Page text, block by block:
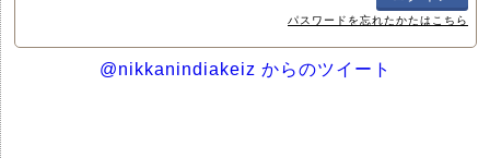
パスワードを忘れたかたはこちら
@nikkanindiakeiz からのツイート